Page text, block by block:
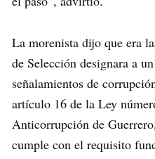
La morenista dijo que era
de Selección designara a
señalamientos de
artículo 16 de la Ley
Anticorrupción de
cumple con el requisito